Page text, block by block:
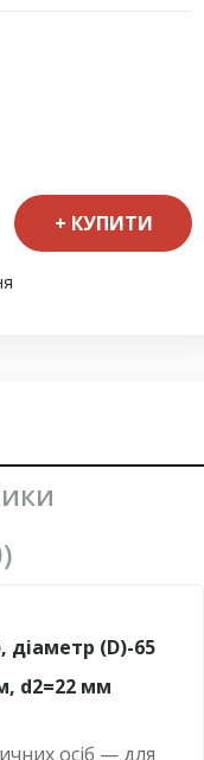
КУПИТИ
діаметр (D)-65
d2=22 мм
осіб — для